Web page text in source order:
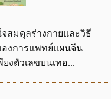
จสมดุลร่างกายและวิธี
งการแพทย์แผนจีน
งตัวเลขบนเทอ...